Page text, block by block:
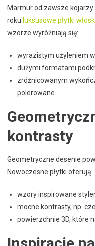
Marmur od zawsze kojarzy
roku luksusowe płytki
wzorze wyróżniają się:
wyrazistym użyleniem
dużymi formatami
zróżnicowanym
polerowane.
kontrasty
Geometryczne desenie
Nowoczesne płytki oferują:
wzory inspirowane
mocne kontrasty, np.
powierzchnie 3D, które